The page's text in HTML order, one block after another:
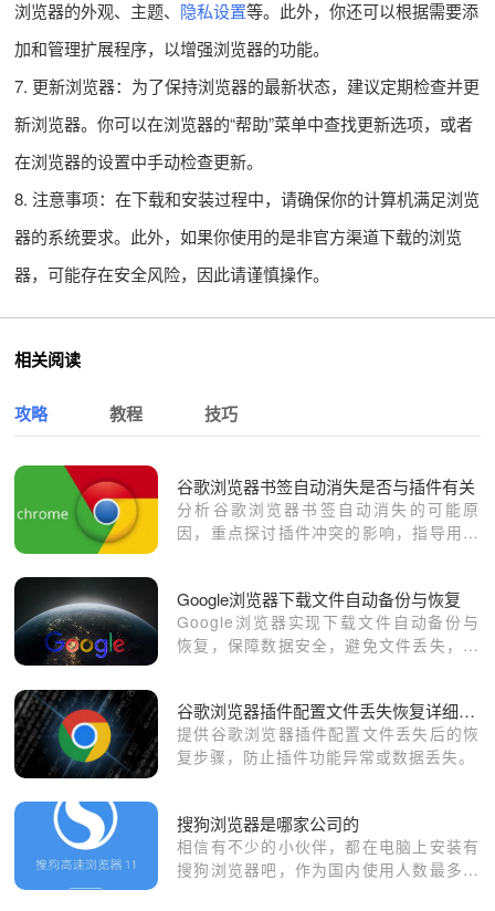
浏览器的外观、主题、 隐私设置等。此外，你还可以根据需要添
加和管理扩展程序，以增强浏览器的功能。
7. 更新浏览器：为了保持浏览器的最新状态，建议定期检查并更
新浏览器。你可以在浏览器的“帮助”菜单中查找更新选项，或者
在浏览器的设置中手动检查更新。
8. 注意事项：在下载和安装过程中，请确保你的计算机满足浏览
器的系统要求。此外，如果你使用的是非官方渠道下载的浏览
器，可能存在安全风险，因此请谨慎操作。
相关阅读
攻略 教程 技巧
谷歌浏览器书签自动消失是否与插件有关
分析谷歌浏览器书签自动消失的可能原
因，重点探讨插件冲突的影响，指导用户
Google浏览器下载文件自动备份与恢复
Google浏览器实现下载文件自动备份与
恢复，保障数据安全，避免文件丢失，提
谷歌浏览器插件配置文件丢失恢复详细步骤
提供谷歌浏览器插件配置文件丢失后的恢
复步骤，防止插件功能异常或数据丢失。
搜狗浏览器是哪家公司的
相信有不少的小伙伴，都在电脑上安装有
搜狗浏览器吧，作为国内使用人数最多的